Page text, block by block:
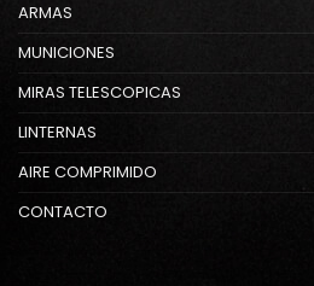
ARMAS
MUNICIONES
MIRAS TELESCOPICAS
LINTERNAS
AIRE COMPRIMIDO
CONTACTO